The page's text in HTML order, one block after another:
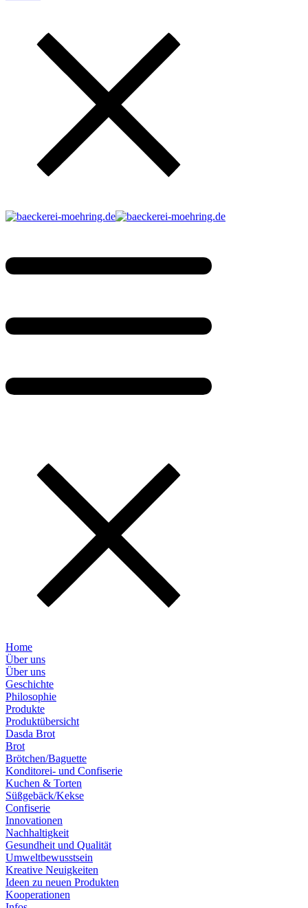
Home
Über uns
Über uns
Geschichte
Philosophie
Produkte
Produktübersicht
Dasda Brot
Brot
Brötchen/Baguette
Konditorei- und Confiserie
Kuchen & Torten
Süßgebäck/Kekse
Confiserie
Innovationen
Nachhaltigkeit
Gesundheit und Qualität
Umweltbewusstsein
Kreative Neuigkeiten
Ideen zu neuen Produkten
Kooperationen